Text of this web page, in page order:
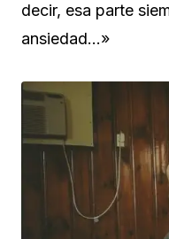
decir, esa parte
ansiedad…»